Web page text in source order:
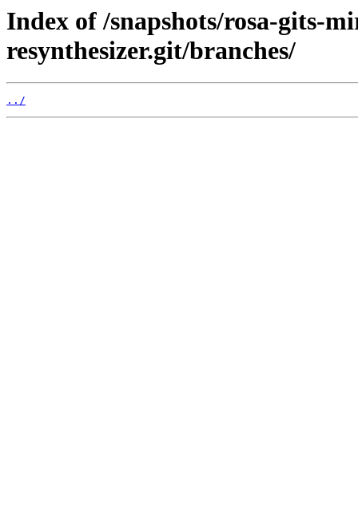
Index of /snapshots/rosa-gits-
resynthesizer.git/branches/
../